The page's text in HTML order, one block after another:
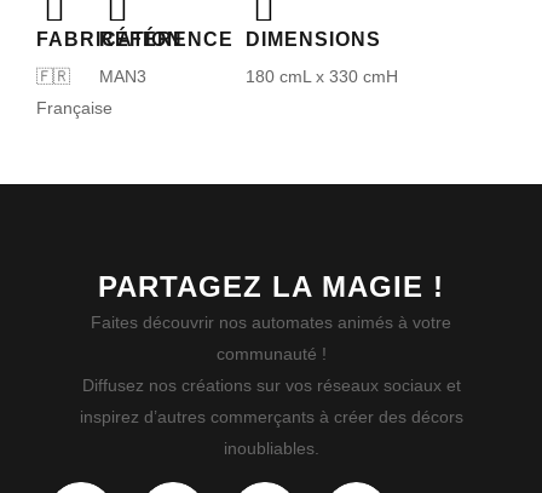
FABRICATION
🇫🇷
Française
RÉFÉRENCE
MAN3
DIMENSIONS
180 cmL x 330 cmH
PARTAGEZ LA MAGIE !
Faites découvrir nos automates animés à votre
communauté !
Diffusez nos créations sur vos réseaux sociaux et
inspirez d’autres commerçants à créer des décors
inoubliables.